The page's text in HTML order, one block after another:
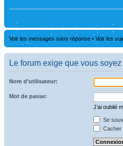
Voir les messages sans réponse • Voir les
Le forum exige que vous
Nom d’utilisateur:
Mot de passe:
J’ai oublié
Se
Cacher